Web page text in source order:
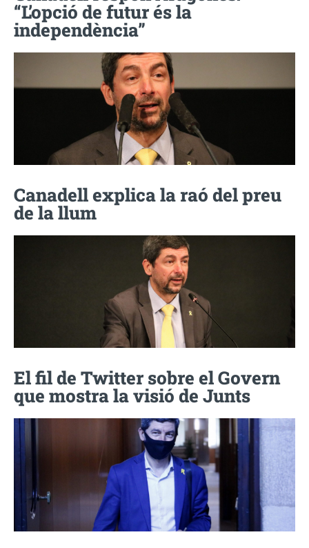
“L’opció de futur és la
independència”
Canadell explica la raó del preu
de la llum
El fil de Twitter sobre el Govern
que mostra la visió de Junts